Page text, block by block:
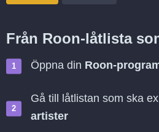
Från Roon-låtlista
Öppna din Roon-
Gå till låtlistan som ska
artister